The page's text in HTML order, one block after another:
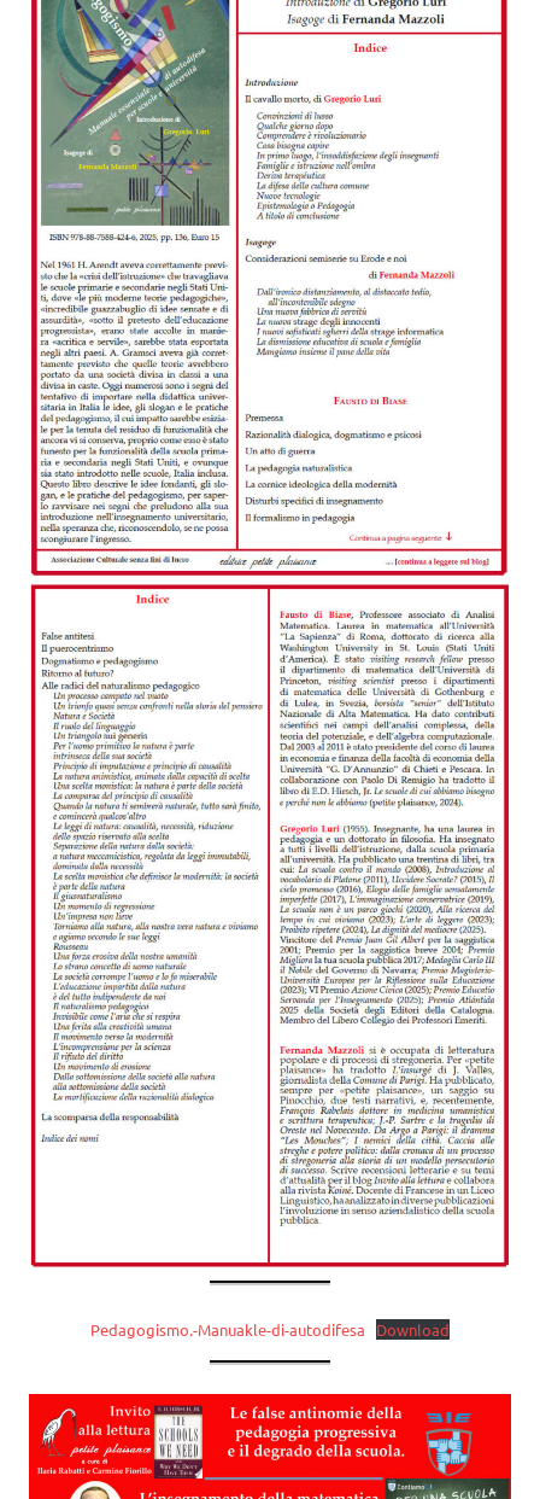
Pedagogismo.-Manuakle-di-autodifesa Download